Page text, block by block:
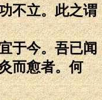
不立。此之谓
于今。吾已闻
而愈者。何